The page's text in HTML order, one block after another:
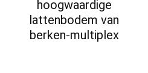
hoogwaardige
lattenbodem van
berken-multiplex